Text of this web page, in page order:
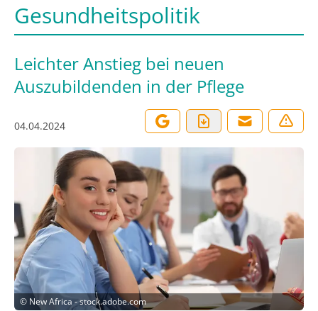
Gesundheitspolitik
Leichter Anstieg bei neuen
Auszubildenden in der Pflege
04.04.2024
© New Africa - stock.adobe.com